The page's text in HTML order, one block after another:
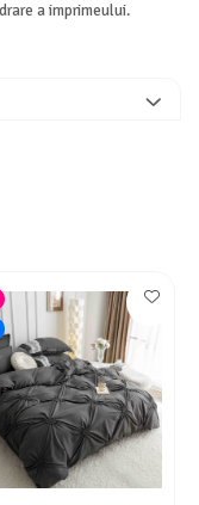
a imprimeului.